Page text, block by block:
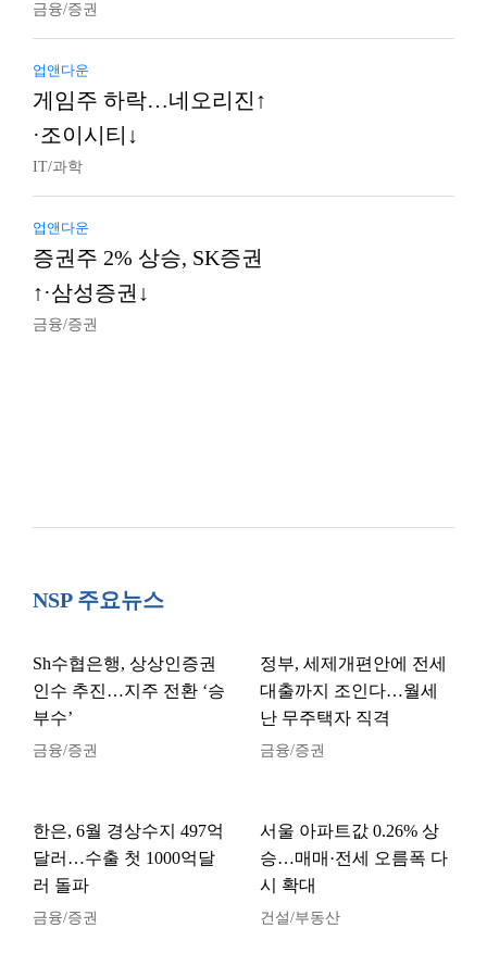
금융/증권
업앤다운
게임주 하락…네오리진↑
·조이시티↓
IT/과학
업앤다운
증권주 2% 상승, SK증권
↑·삼성증권↓
금융/증권
NSP 주요뉴스
Sh수협은행, 상상인증권
인수 추진…지주 전환 ‘승
부수’
금융/증권
정부, 세제개편안에 전세
대출까지 조인다…월세
난 무주택자 직격
금융/증권
한은, 6월 경상수지 497억
달러…수출 첫 1000억달
러 돌파
금융/증권
서울 아파트값 0.26% 상
승…매매·전세 오름폭 다
시 확대
건설/부동산